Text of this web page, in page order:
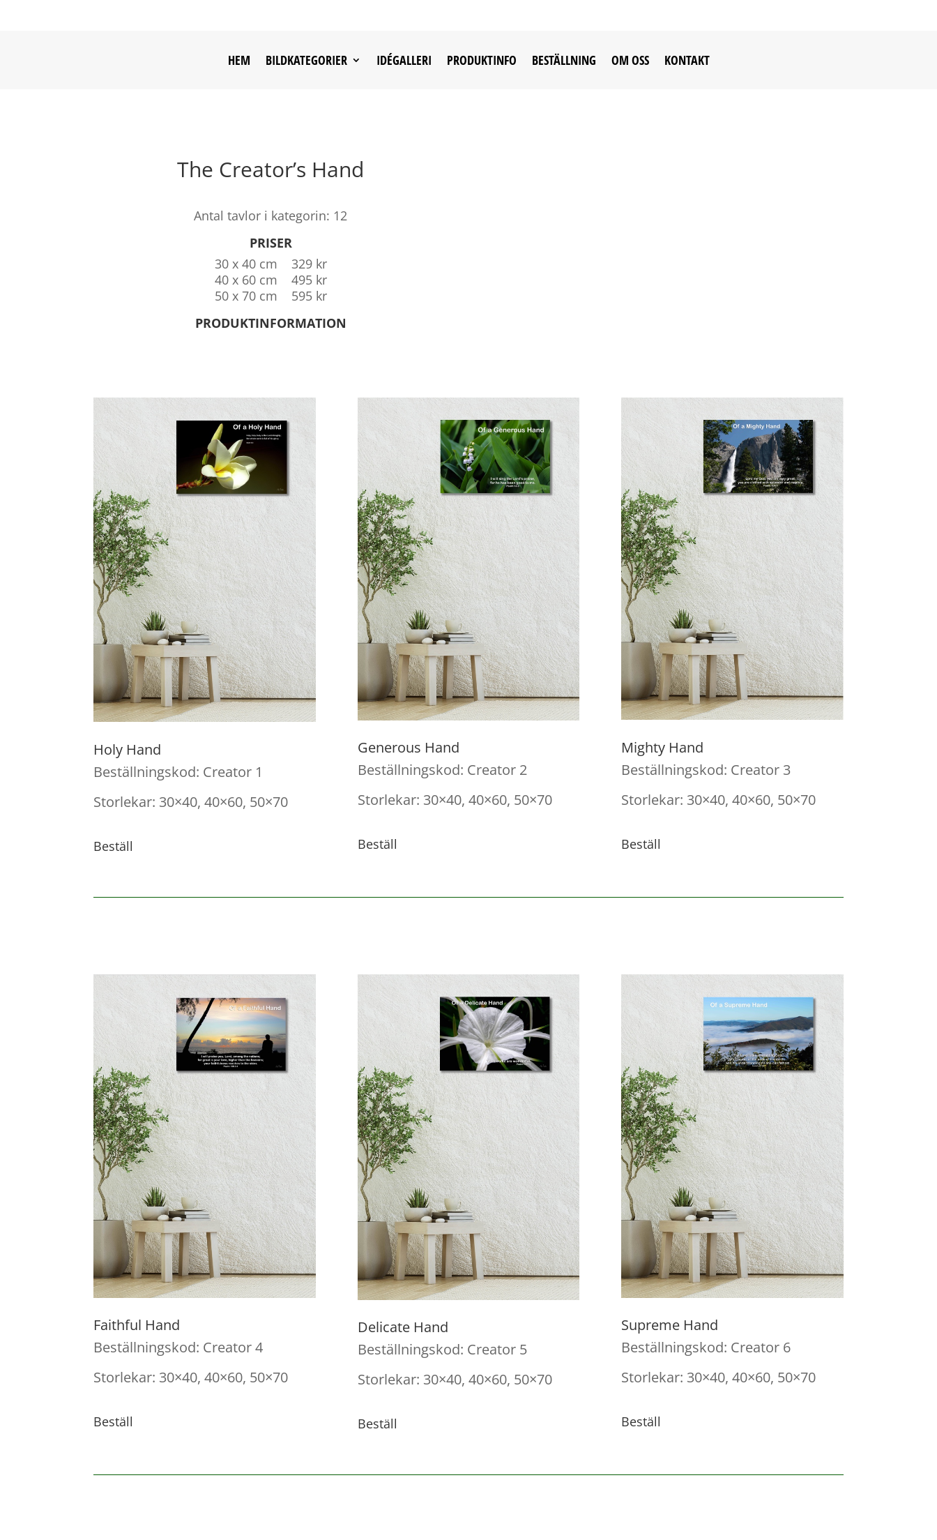
HEM BILDKATEGORIER IDÉGALLERI PRODUKTINFO BESTÄLLNING OM OSS KONTAKT
The Creator’s Hand
Antal tavlor i kategorin: 12
PRISER
30 x 40 cm 329 kr
40 x 60 cm 495 kr
50 x 70 cm 595 kr
PRODUKTINFORMATION
Holy Hand
Beställningskod: Creator 1
Storlekar: 30×40, 40×60, 50×70
Beställ
Generous Hand
Beställningskod: Creator 2
Storlekar: 30×40, 40×60, 50×70
Beställ
Mighty Hand
Beställningskod: Creator 3
Storlekar: 30×40, 40×60, 50×70
Beställ
Faithful Hand
Beställningskod: Creator 4
Storlekar: 30×40, 40×60, 50×70
Beställ
Delicate Hand
Beställningskod: Creator 5
Storlekar: 30×40, 40×60, 50×70
Beställ
Supreme Hand
Beställningskod: Creator 6
Storlekar: 30×40, 40×60, 50×70
Beställ